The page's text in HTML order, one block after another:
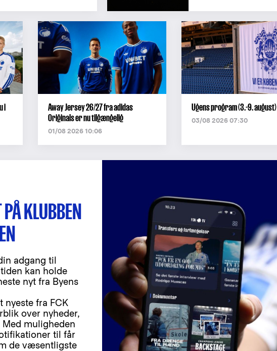
i
Away Jersey 26/27 fra adidas
Originals er nu tilgængelig
01/08 2026 10:06
Ugens program (3.-9. august)
03/08 2026 07:30
KLUBBEN
adgang til
kan holde
nyt fra Byens
nyeste fra FCK
over nyheder,
muligheden
til får
de væsentligste